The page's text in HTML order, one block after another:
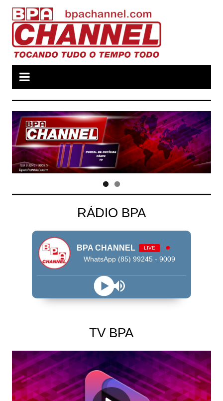
para
conteúdo
RÁDIO BPA
BPA CHANNEL LIVE
WhatsApp (85) 99245 - 9009
TV BPA